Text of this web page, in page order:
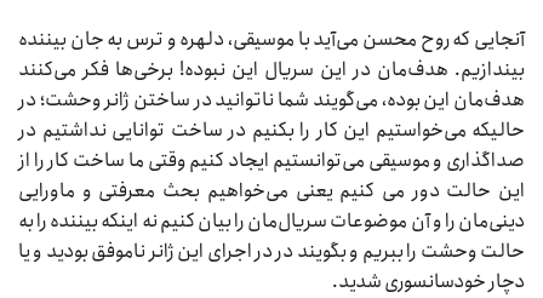
آنجایی که روح محسن می‌آید با موسیقی، دلهره و ترس به جان بیننده
بیندازیم. هدف‌مان در این سریال این نبوده! برخی‌ها فکر می‌کنند
هدف‌مان این بوده، می‌گویند شما ناتوانید در ساختن ژانر وحشت؛ در
حالیکه می‌خواستیم این کار را بکنیم در ساخت توانایی نداشتیم در
صداگذاری و موسیقی می‌توانستیم ایجاد کنیم وقتی ما ساخت کار را از
این حالت دور می کنیم یعنی می‌خواهیم بحث معرفتی و ماورایی
دینی‌مان را و آن موضوعات سریال‌مان را بیان کنیم نه اینکه بیننده را به
حالت وحشت را ببریم و بگویند در در اجرای این ژانر ناموفق بودید و یا
دچار خودسانسوری شدید.